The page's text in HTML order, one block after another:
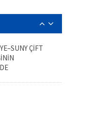
ÇİFT